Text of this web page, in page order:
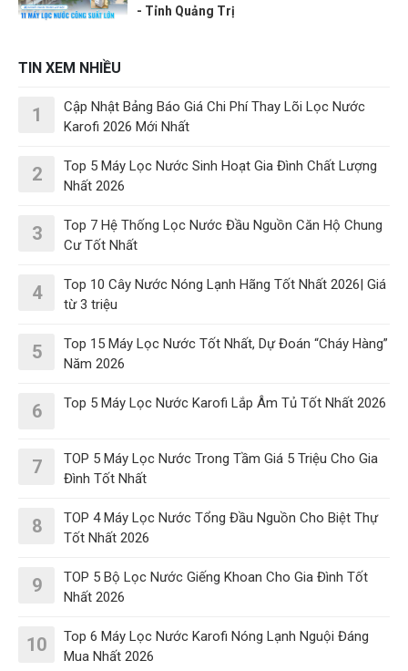
- Tỉnh Quảng Trị
TIN XEM NHIỀU
1
Cập Nhật Bảng Báo Giá Chi Phí Thay Lõi Lọc Nước
Karofi 2026 Mới Nhất
2
Top 5 Máy Lọc Nước Sinh Hoạt Gia Đình Chất Lượng
Nhất 2026
3
Top 7 Hệ Thống Lọc Nước Đầu Nguồn Căn Hộ Chung
Cư Tốt Nhất
4
Top 10 Cây Nước Nóng Lạnh Hãng Tốt Nhất 2026| Giá
từ 3 triệu
5
Top 15 Máy Lọc Nước Tốt Nhất, Dự Đoán “Cháy Hàng”
Năm 2026
6 Top 5 Máy Lọc Nước Karofi Lắp Âm Tủ Tốt Nhất 2026
7
TOP 5 Máy Lọc Nước Trong Tầm Giá 5 Triệu Cho Gia
Đình Tốt Nhất
8
TOP 4 Máy Lọc Nước Tổng Đầu Nguồn Cho Biệt Thự
Tốt Nhất 2026
9
TOP 5 Bộ Lọc Nước Giếng Khoan Cho Gia Đình Tốt
Nhất 2026
10
Top 6 Máy Lọc Nước Karofi Nóng Lạnh Nguội Đáng
Mua Nhất 2026